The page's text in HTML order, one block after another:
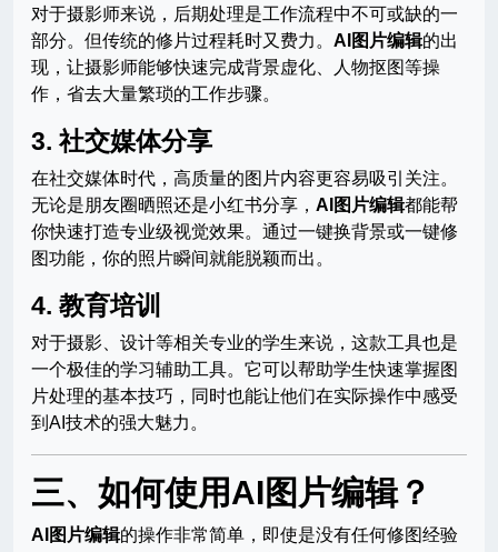
对于摄影师来说，后期处理是工作流程中不可或缺的一
部分。但传统的修片过程耗时又费力。 AI图片编辑的出
现，让摄影师能够快速完成背景虚化、人物抠图等操
作，省去大量繁琐的工作步骤。
3. 社交媒体分享
在社交媒体时代，高质量的图片内容更容易吸引关注。
无论是朋友圈晒照还是小红书分享， AI图片编辑都能帮
你快速打造专业级视觉效果。通过一键换背景或一键修
图功能，你的照片瞬间就能脱颖而出。
4. 教育培训
对于摄影、设计等相关专业的学生来说，这款工具也是
一个极佳的学习辅助工具。它可以帮助学生快速掌握图
片处理的基本技巧，同时也能让他们在实际操作中感受
到AI技术的强大魅力。
三、如何使用AI图片编辑？
AI图片编辑的操作非常简单，即使是没有任何修图经验